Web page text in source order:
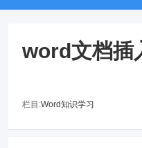
​word文档插
栏目:Word知识学习